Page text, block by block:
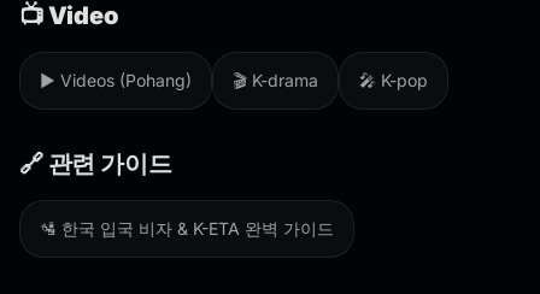
📺 Video
▶️ Videos (Pohang) 🎬 K-drama 🎤 K-pop
🔗 관련 가이드
🛂 한국 입국 비자 & K-ETA 완벽 가이드